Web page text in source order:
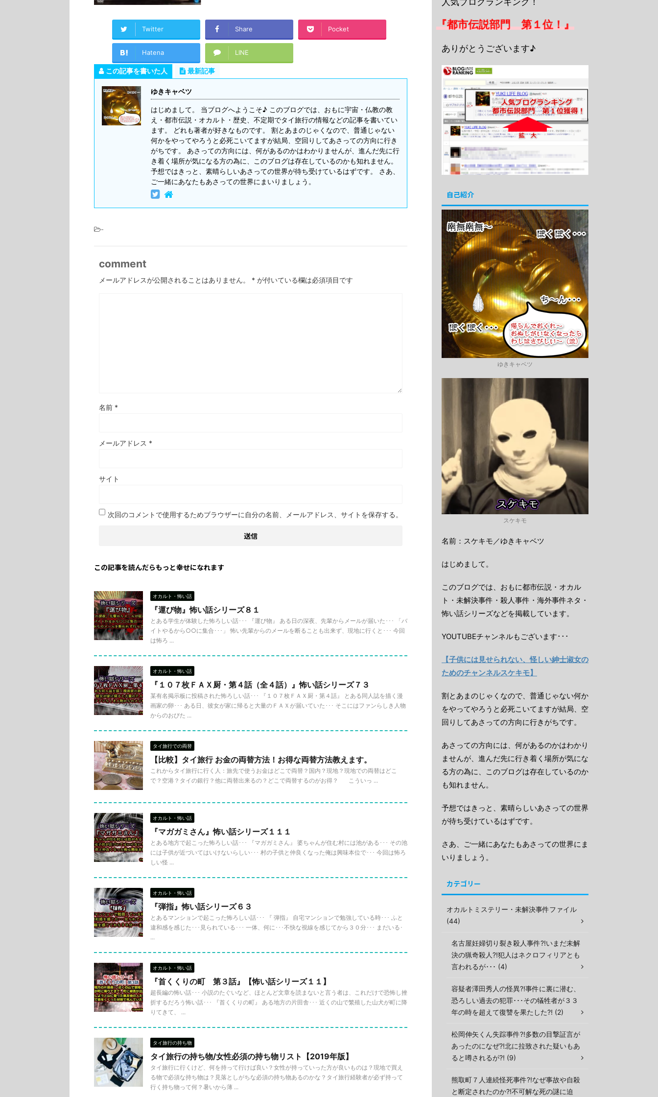
Twitter Share Pocket
Hatena LINE
この記事を書いた人 最新記事
ゆきキャベツ
はじめまして。 当ブログへようこそ♪ このブログでは、おもに宇宙・仏教の教
え・都市伝説・オカルト・歴史、不定期でタイ旅行の情報などの記事を書いてい
ます。 どれも著者が好きなものです。 割とあまのじゃくなので、普通じゃない
何かをやってやろうと必死こいてますが結局、空回りしてあさっての方向に行き
がちです。 あさっての方向には、何があるのかはわかりませんが、進んだ先に行
き着く場所が気になる方の為に、このブログは存在しているのかも知れません。
予想ではきっと、素晴らしいあさっての世界が待ち受けているはずです。 さあ、
ご一緒にあなたもあさっての世界にまいりましょう。
-
comment
メールアドレスが公開されることはありません。 * が付いている欄は必須項目です
名前 *
メールアドレス *
サイト
次回のコメントで使用するためブラウザーに自分の名前、メールアドレス、サイトを保存する。
この記事を読んだらもっと幸せになれます
オカルト・怖い話
『運び物』怖い話シリーズ８１
とある学生が体験した怖ろしい話･･･ 『運び物』 ある日の深夜、先輩からメールが届いた･･･ 「バ
イトやるから○○に集合･･･」 怖い先輩からのメールを断ることも出来ず、現地に行くと･･･ 今回
は怖ろ ...
オカルト・怖い話
『１０７枚ＦＡＸ厨・第４話（全４話）』怖い話シリーズ７３
某有名掲示板に投稿された怖ろしい話･･･ 『１０７枚ＦＡＸ厨・第４話』 とある同人誌を描く漫
画家の卵･･･ ある日、彼女が家に帰ると大量のＦＡＸが届いていた･･･ そこにはファンらしき人物
からのおびた ...
タイ旅行での両替
【比較】タイ旅行 お金の両替方法！お得な両替方法教えます。
これからタイ旅行に行く人：旅先で使うお金はどこで両替？国内？現地？現地での両替はどこ
で？空港？タイの銀行？他に両替出来るの？どこで両替するのがお得？ こういっ ...
オカルト・怖い話
『マガガミさん』怖い話シリーズ１１１
とある地方で起こった怖ろしい話･･･ 『マガガミさん』 婆ちゃんが住む村には池がある･･･ その池
には子供が近づいてはいけないらしい･･･ 村の子供と仲良くなった俺は興味本位で･･･ 今回は怖ろ
しい怪 ...
オカルト・怖い話
『弾指』怖い話シリーズ６３
とあるマンションで起こった怖ろしい話･･･ 『 弾指』 自宅マンションで勉強している時･･･ ふと
違和感を感じた･･･見られている･･･ 一体、何に･･･不快な視線を感じてから３０分･･･ まだいる･
...
オカルト・怖い話
『首くくりの町 第３話』【怖い話シリーズ１１】
超長編の怖い話･･･ 小説のたぐいなど、ほとんど文章を読まないと言う者は、これだけで恐怖し挫
折するだろう怖い話･･･ 『首くくりの町』 ある地方の片田舎･･･ 近くの山で繁殖した山犬が町に降
りてきて、 ...
タイ旅行の持ち物
タイ旅行の持ち物/女性必須の持ち物リスト【2019年版】
タイ旅行に行くけど、何を持って行けば良い？女性が持っていった方が良いものは？現地で買え
る物で必須な持ち物は？見落としがちな必須の持ち物あるのかな？タイ旅行経験者が必ず持って
行く持ち物って何？暑いから薄 ...
『都市伝説部門 第１位！』
ありがとうございます♪
自己紹介
ゆきキャベツ
スケキモ
名前：スケキモ／ゆきキャベツ
はじめまして。
このブログでは、おもに都市伝説・オカル
ト・未解決事件・殺人事件・海外事件ネタ・
怖い話シリーズなどを掲載しています。
YOUTUBEチャンネルもございます･･･
【子供には見せられない、怪しい紳士淑女の
ためのチャンネルスケキモ】
割とあまのじゃくなので、普通じゃない何か
をやってやろうと必死こいてますが結局、空
回りしてあさっての方向に行きがちです。
あさっての方向には、何があるのかはわかり
ませんが、進んだ先に行き着く場所が気にな
る方の為に、このブログは存在しているのか
も知れません。
予想ではきっと、素晴らしいあさっての世界
が待ち受けているはずです。
さあ、ご一緒にあなたもあさっての世界にま
いりましょう。
カテゴリー
オカルトミステリー・未解決事件ファイル
(44)
名古屋妊婦切り裂き殺人事件?!いまだ未解
決の猟奇殺人?!犯人はネクロフィリアとも
言われるが･･･ (4)
容疑者澤田秀人の怪異?!事件に裏に潜む、
恐ろしい過去の犯罪･･･その犠牲者が３３
年の時を超えて復讐を果たした?! (2)
松岡伸矢くん失踪事件?!多数の目撃証言が
あったのになぜ?!北に拉致された疑いもあ
ると噂されるが?! (9)
熊取町７人連続怪死事件?!なぜ事故や自殺
と断定されたのか?!不可解な死の謎に迫